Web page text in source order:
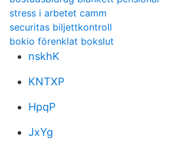
stress i arbetet camm
securitas biljettkontroll
bokio förenklat bokslut
nskhK
KNTXP
HpqP
JxYg